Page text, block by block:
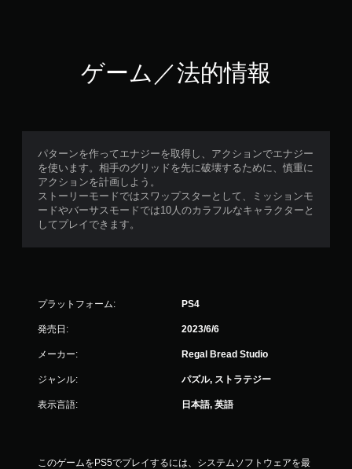
ゲーム／法的情報
パターンを作ってエナジーを取得し、アクションでエナジー
を使います。相手のグリッドを先に破壊するために、慎重に
アクションを計画しよう。
ストーリーモードではスワップスターとして、ミッションモ
ードやバーサスモードでは10人のカラフルなキャラクターと
してプレイできます。
プラットフォーム: PS4
発売日: 2023/6/6
メーカー: Regal Bread Studio
ジャンル: パズル, ストラテジー
表示言語: 日本語, 英語
このゲームをPS5でプレイするには、システムソフトウェアを最